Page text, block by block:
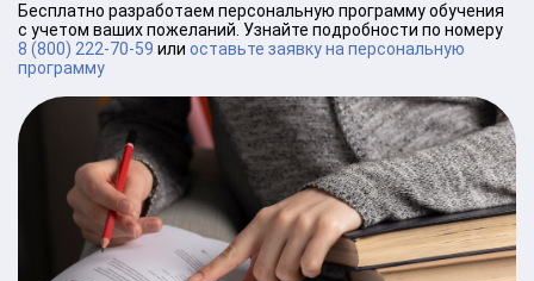
Бесплатно разработаем персональную программу обучения
с учетом ваших пожеланий. Узнайте подробности по номеру
8 (800) 222-70-59 или оставьте заявку на персональную
программу